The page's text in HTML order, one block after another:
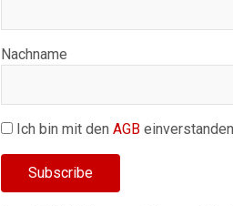
Nachname
Ich bin mit denAGB